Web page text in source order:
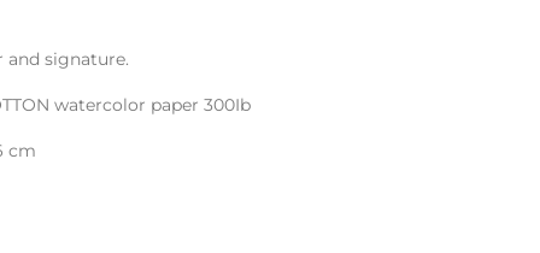
and signature.
watercolor paper 300Ib
cm